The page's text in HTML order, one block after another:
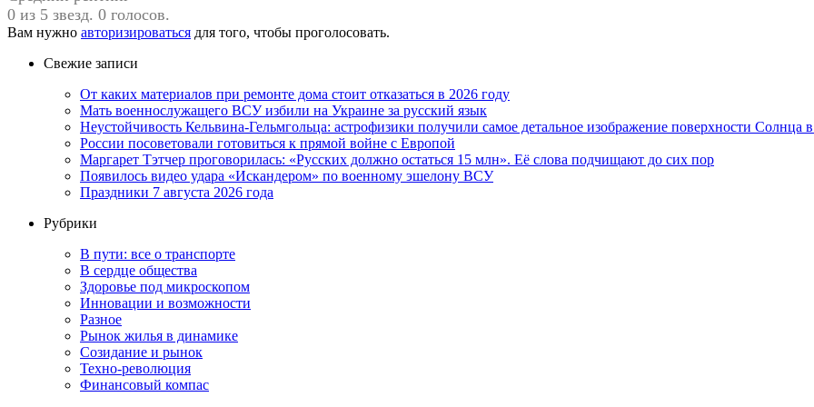
0 из 5 звезд. 0 голосов.
Вам нужно авторизироваться для того, чтобы проголосовать.
Свежие записи
От каких материалов при ремонте дома стоит отказаться в 2026 году
Мать военнослужащего ВСУ избили на Украине за русский язык
Неустойчивость Кельвина-Гельмгольца: астрофизики получили самое детальное изображение поверхности Солнца
России посоветовали готовиться к прямой войне с Европой
Маргарет Тэтчер проговорилась: «Русских должно остаться 15 млн». Её слова подчищают до сих пор
Появилось видео удара «Искандером» по военному эшелону ВСУ
Праздники 7 августа 2026 года
Рубрики
В пути: все о транспорте
В сердце общества
Здоровье под микроскопом
Инновации и возможности
Разное
Рынок жилья в динамике
Созидание и рынок
Техно-революция
Финансовый компас